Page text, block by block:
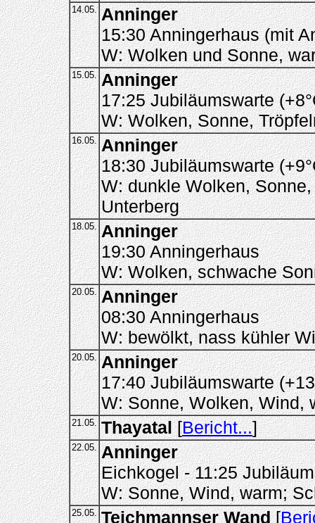
14.05. Anninger
15:30 Anningerhaus (mit
W: Wolken und Sonne,
15.05. Anninger
17:25 Jubiläumswarte
W: Wolken, Sonne,
16.05. Anninger
18:30 Jubiläumswarte
W: dunkle Wolken,
Unterberg
18.05. Anninger
19:30 Anningerhaus
W: Wolken, schwache
20.05. Anninger
08:30 Anningerhaus
W: bewölkt, nass kühler
20.05. Anninger
17:40 Jubiläumswarte
W: Sonne, Wolken, Wind,
21.05. Thayatal[Bericht...]
22.05. Anninger
Eichkogel - 11:25
W: Sonne, Wind, warm;
25.05. Teichmannser Wand[